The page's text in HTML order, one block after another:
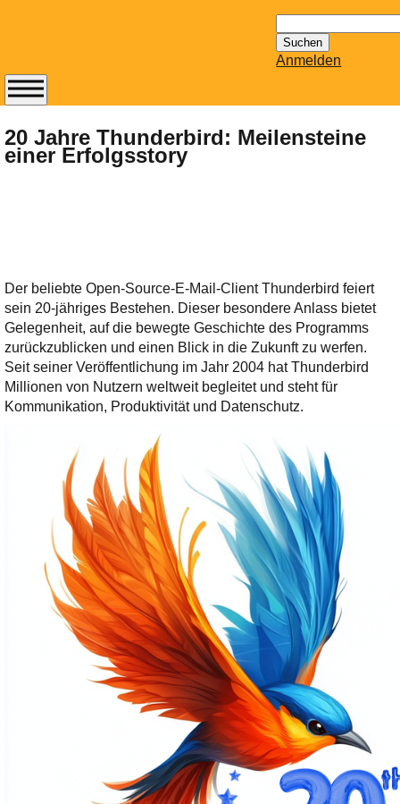
nach:
Anmelden
20 Jahre Thunderbird: Meilensteine
einer Erfolgsstory
Der beliebte Open-Source-E-Mail-Client Thunderbird feiert
sein 20-jähriges Bestehen. Dieser besondere Anlass bietet
Gelegenheit, auf die bewegte Geschichte des Programms
zurückzublicken und einen Blick in die Zukunft zu werfen.
Seit seiner Veröffentlichung im Jahr 2004 hat Thunderbird
Millionen von Nutzern weltweit begleitet und steht für
Kommunikation, Produktivität und Datenschutz.
Abonnieren Sie den
14-tägig
erscheinenden
Newsletter von
bereithält!
Wie z.B. Outlook,
GMail, Thunderbird
oder auch
KuNoMail, usw.
Ihre E-Mail
E-Mail bestätigen